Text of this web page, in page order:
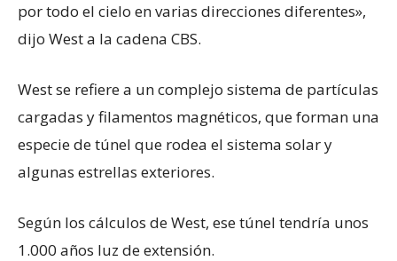
por todo el cielo en varias direcciones diferentes»,
dijo West a la cadena CBS.
West se refiere a un complejo sistema de partículas
cargadas y filamentos magnéticos, que forman una
especie de túnel que rodea el sistema solar y
algunas estrellas exteriores.
Según los cálculos de West, ese túnel tendría unos
1.000 años luz de extensión.